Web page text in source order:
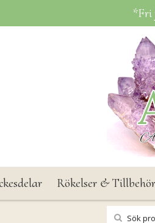
*Fri
Rökelser & Tillbehör